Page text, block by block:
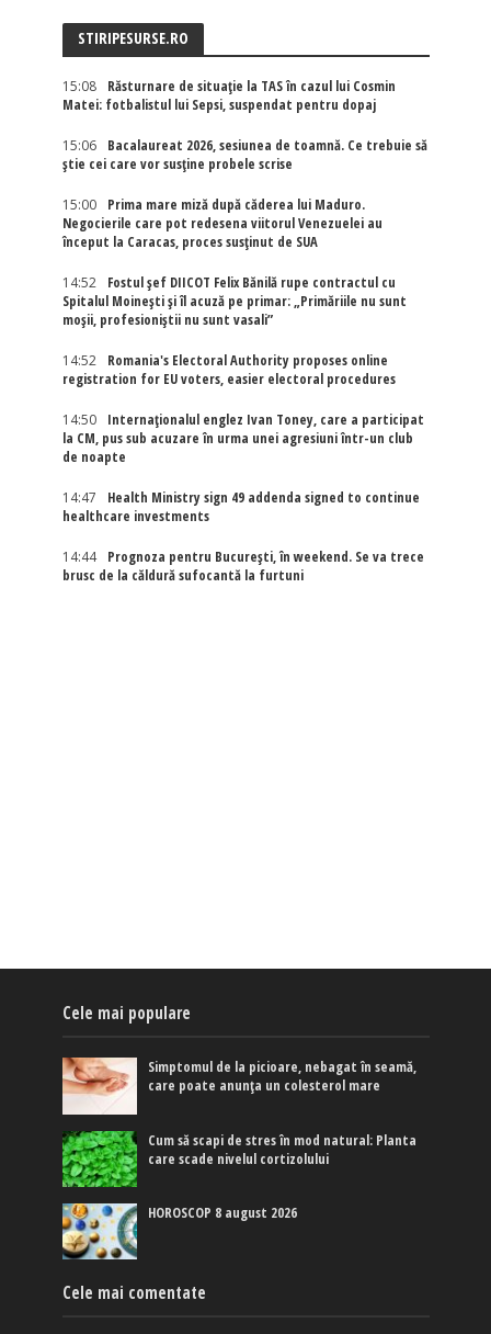
STIRIPESURSE.RO
15:08
Răsturnare de situație la TAS în cazul lui Cosmin
Matei: fotbalistul lui Sepsi, suspendat pentru dopaj
15:06
Bacalaureat 2026, sesiunea de toamnă. Ce trebuie să
știe cei care vor susține probele scrise
15:00
Prima mare miză după căderea lui Maduro.
Negocierile care pot redesena viitorul Venezuelei au
început la Caracas, proces susținut de SUA
14:52
Fostul șef DIICOT Felix Bănilă rupe contractul cu
Spitalul Moinești și îl acuză pe primar: „Primăriile nu sunt
moșii, profesioniștii nu sunt vasali”
14:52
Romania's Electoral Authority proposes online
registration for EU voters, easier electoral procedures
14:50
Internaţionalul englez Ivan Toney, care a participat
la CM, pus sub acuzare în urma unei agresiuni într-un club
de noapte
14:47
Health Ministry sign 49 addenda signed to continue
healthcare investments
14:44
Prognoza pentru București, în weekend. Se va trece
brusc de la căldură sufocantă la furtuni
Cele mai populare
Simptomul de la picioare, nebagat în seamă,
care poate anunța un colesterol mare
Cum să scapi de stres în mod natural: Planta
care scade nivelul cortizolului
HOROSCOP 8 august 2026
Cele mai comentate